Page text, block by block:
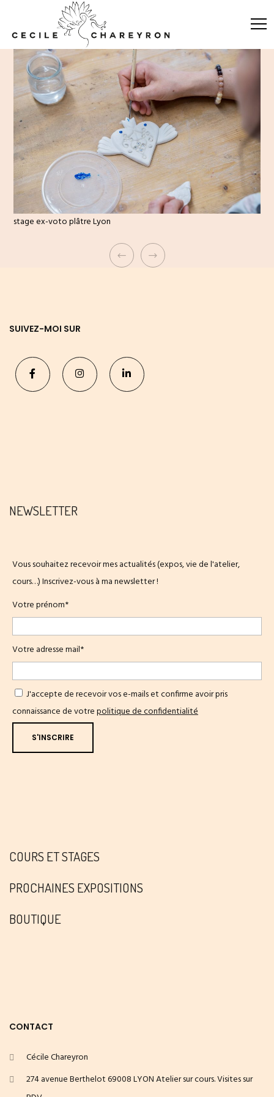
stage ex-voto plâtre Lyon
SUIVEZ-MOI SUR
NEWSLETTER
Vous souhaitez recevoir mes actualités (expos, vie de l'atelier,
cours…) Inscrivez-vous à ma newsletter !
Votre prénom*
Votre adresse mail*
J'accepte de recevoir vos e-mails et confirme avoir pris
connaissance de votrepolitique de confidentialité
COURS ET STAGES
PROCHAINES EXPOSITIONS
BOUTIQUE
CONTACT
Cécile Chareyron
274 avenue Berthelot 69008 LYON Atelier sur cours. Visites sur